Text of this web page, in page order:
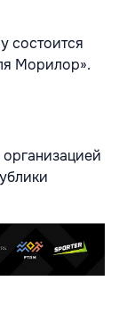
состоится
Морилор».